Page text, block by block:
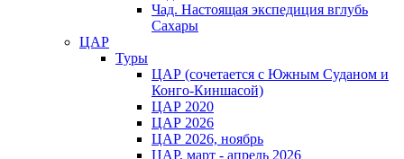
Чад. Настоящая экспедиция вглубь
Сахары
ЦАР
Туры
ЦАР (сочетается с Южным Суданом и
Конго-Киншасой)
ЦАР 2020
ЦАР 2026
ЦАР 2026, ноябрь
ЦАР, март - апрель 2026